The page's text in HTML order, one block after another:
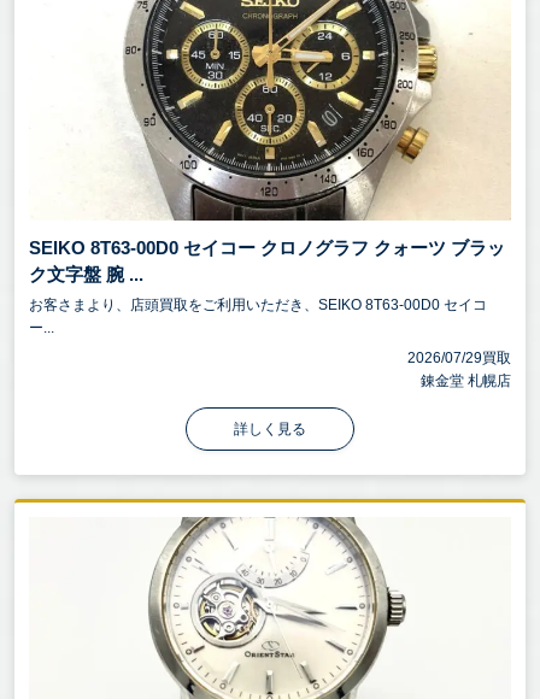
SEIKO 8T63-00D0 セイコー クロノグラフ クォーツ ブラッ
ク文字盤 腕 ...
お客さまより、店頭買取をご利用いただき、SEIKO 8T63-00D0 セイコ
ー...
2026/07/29買取
錬金堂 札幌店
詳しく見る